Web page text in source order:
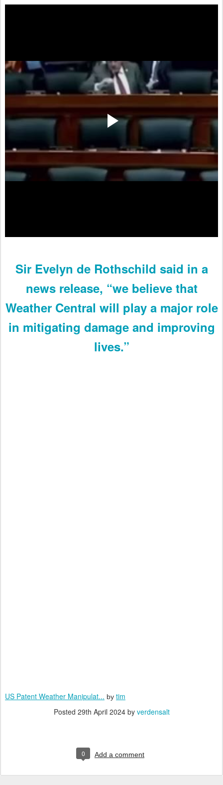
Sir Evelyn de Rothschild said in a
news release, “we believe that
Weather Central will play a major role
in mitigating damage and improving
lives.”
US Patent Weather Manipulat... by tim
Posted 29th April 2024by verdensalt
0 Add a comment